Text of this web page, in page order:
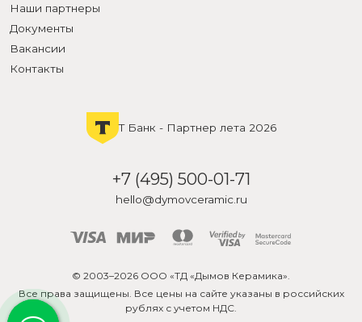
Наши партнеры
Документы
Вакансии
Контакты
Т Банк - Партнер лета 2026
+7 (495) 500-01-71
hello@dymovceramic.ru
© 2003–2026 ООО «ТД «Дымов Керамика».
Все права защищены. Все цены на сайте указаны в российских
рублях с учетом НДС.